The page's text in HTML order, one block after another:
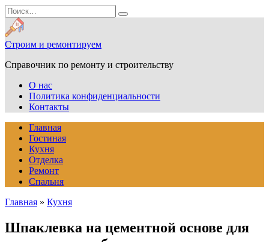
Перейти
к
содержанию
Search
for:
Строим и ремонтируем
Справочник по ремонту и строительству
О нас
Политика конфиденциальности
Контакты
Главная
Гостиная
Кухня
Отделка
Ремонт
Спальня
Главная » Кухня
Шпаклевка на цементной основе для